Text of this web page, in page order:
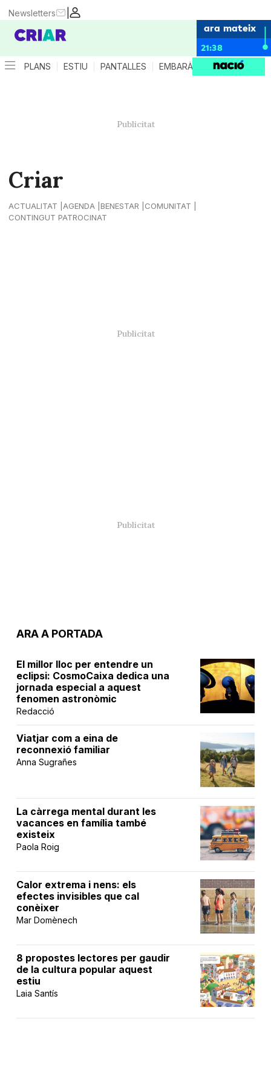
|
Newsletters
ara mateix
21:38
PLANS ESTIU PANTALLES EMBARÀS CRIANÇA
Criar
ACTUALITAT AGENDA BENESTAR
COMUNITAT
CONTINGUT PATROCINAT
ARA A PORTADA
El millor lloc per entendre un
eclipsi: CosmoCaixa dedica una
jornada especial a aquest
fenomen astronòmic
Redacció
Viatjar com a eina de
reconnexió familiar
Anna Sugrañes
La càrrega mental durant les
vacances en família també
existeix
Paola Roig
Calor extrema i nens: els
efectes invisibles que cal
conèixer
Mar Domènech
8 propostes lectores per gaudir
de la cultura popular aquest
estiu
Laia Santís